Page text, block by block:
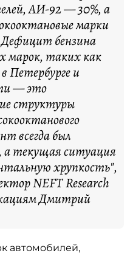
АИ-92 — 30%, а
марки
Дефицит бензина
марок, таких как
Петербурге и
— это
структуры
всегда был
текущая ситуация
хрупкость",
NEFT Research
Дмитрий
автомобилей,